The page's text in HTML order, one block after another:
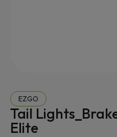
EZGO
Tail
Elite